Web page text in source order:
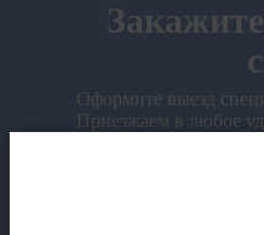
Оформите выезд
Приезжаем в любое